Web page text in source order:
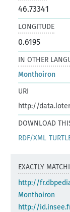
46.73341
LONGITUDE
0.6195
IN OTHER
Monthoiron
URI
http://
DOWNLOAD
RDF/XML
EXACTLY
http://
Monthoiron
http://